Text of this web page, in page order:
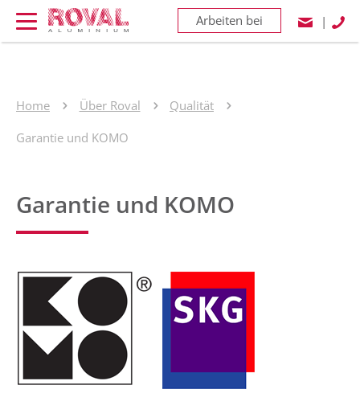
Arbeiten bei |
Home Über Roval Qualität
Garantie und KOMO
Garantie und KOMO